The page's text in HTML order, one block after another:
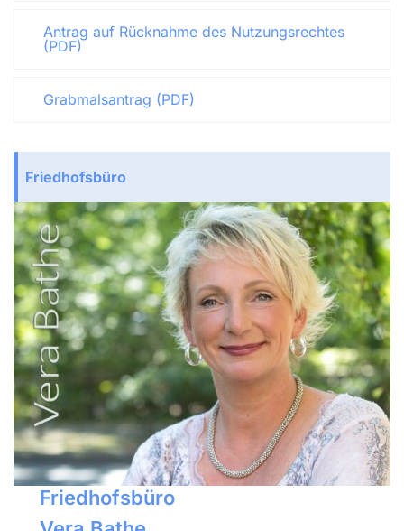
Antrag auf Rücknahme des Nutzungsrechtes
(PDF)
Grabmalsantrag (PDF)
Friedhofsbüro
Friedhofsbüro